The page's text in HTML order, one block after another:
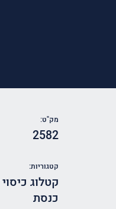
מק"ט:
2582
קטגוריות:
קטלוג
כנסת